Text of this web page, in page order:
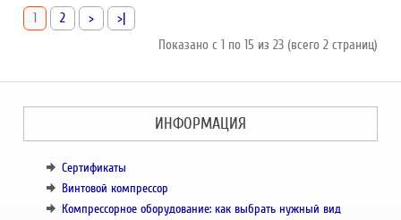
1 2 >
>|
Показано с 1 по 15 из 23 (всего 2 страниц)
ИНФОРМАЦИЯ
Сертификаты
Винтовой компрессор
Компрессорное оборудование: как выбрать нужный вид